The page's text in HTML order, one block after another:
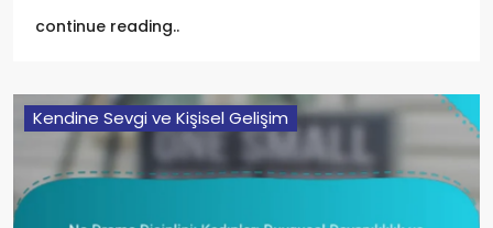
continue reading..
Kendine Sevgi ve Kişisel Gelişim